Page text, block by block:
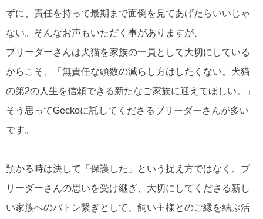
ずに、責任を持って最期まで面倒を見てあげたらいいじゃ
ない。そんなお声もいただく事がありますが、
ブリーダーさんは犬猫を家族の一員として大切にしている
からこそ、「無責任な頭数の減らし方はしたくない。犬猫
の第2の人生を信頼できる新たなご家族に迎えてほしい。」
そう思ってGeckoに託してくださるブリーダーさんが多い
です。
預かる時は決して「保護した」という捉え方ではなく、ブ
リーダーさんの思いを受け継ぎ、大切にしてくださる新し
い家族へのバトン繋ぎとして、飼い主様とのご縁を結ぶ活